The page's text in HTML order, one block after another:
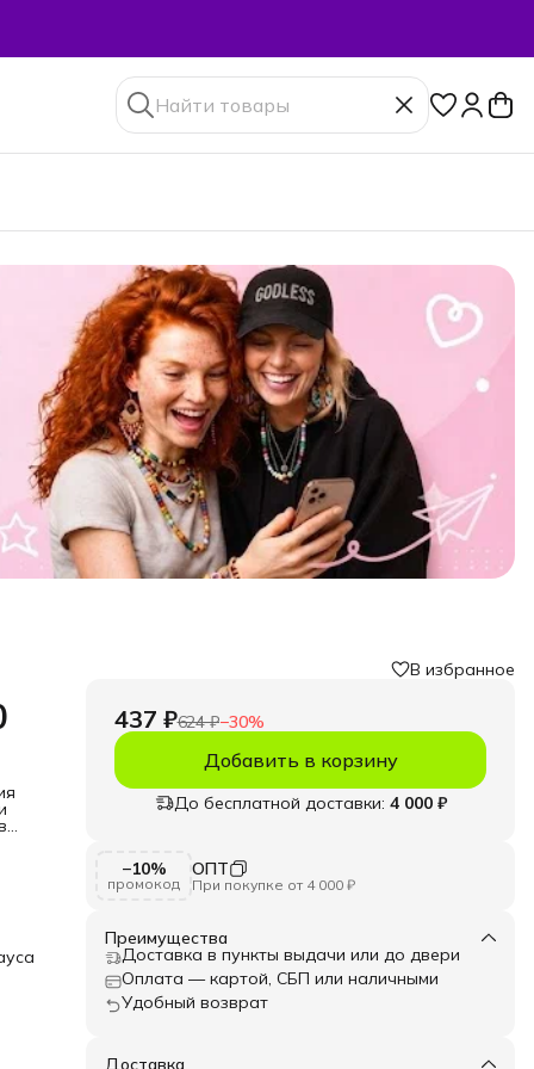
В избранное
437 ₽624 ₽−30%
Добавить в корзину
До бесплатной доставки: 4 000 ₽
−10%
промокод
ОПТ
При покупке от 4 000 ₽
Преимущества
Доставка в пункты выдачи или до двери
Оплата — картой, СБП или наличными
Удобный возврат
Доставка